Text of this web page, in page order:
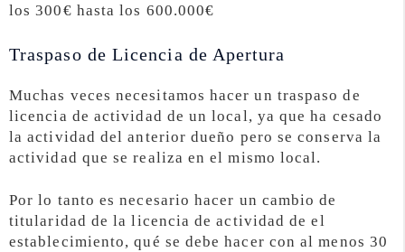
los 300€ hasta los 600.000€
Traspaso de Licencia de Apertura
Muchas veces necesitamos hacer un traspaso de
licencia de actividad de un local, ya que ha cesado
la actividad del anterior dueño pero se conserva la
actividad que se realiza en el mismo local.
Por lo tanto es necesario hacer un cambio de
titularidad de la licencia de actividad de el
establecimiento, qué se debe hacer con al menos 30